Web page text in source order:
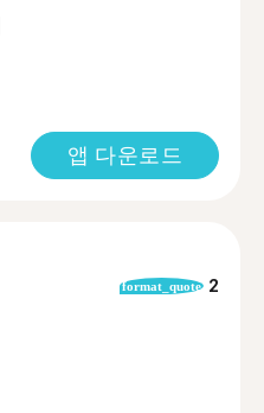
앱 다운로드
format_quote 2